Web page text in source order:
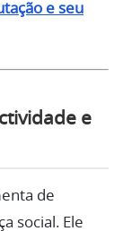
e seu
e
de
social. Ele